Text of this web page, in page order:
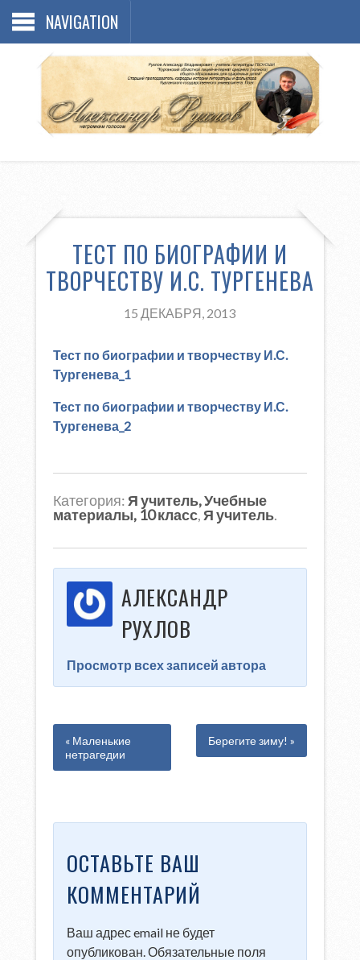
NAVIGATION
ТЕСТ ПО БИОГРАФИИ И
ТВОРЧЕСТВУ И.С. ТУРГЕНЕВА
15 ДЕКАБРЯ, 2013
Тест по биографии и творчеству И.С.
Тургенева_1
Тест по биографии и творчеству И.С.
Тургенева_2
Категория: Я учитель, Учебные
материалы, 10 класс, Я учитель.
АЛЕКСАНДР
РУХЛОВ
Просмотр всех записей автора
« Маленькие
нетрагедии
Берегите зиму! »
ОСТАВЬТЕ ВАШ
КОММЕНТАРИЙ
Ваш адрес email не будет
опубликован.Обязательные поля